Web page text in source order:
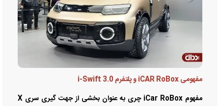
مفهومی iCAR RoBox و پلتفرم i-Swift 3.0
مفهوم iCar RoBox چری به عنوان بخشی از جهت گیری سری X